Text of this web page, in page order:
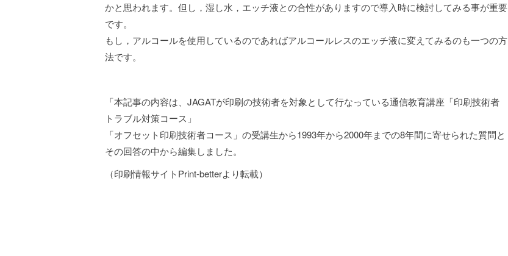
かと思われます。但し，湿し水，エッチ液との合性がありますので導入時に検討してみる事が重要
です。
もし，アルコールを使用しているのであればアルコールレスのエッチ液に変えてみるのも一つの方
法です。
「本記事の内容は、JAGATが印刷の技術者を対象として行なっている通信教育講座「印刷技術者
トラブル対策コース」
「オフセット印刷技術者コース」の受講生から1993年から2000年までの8年間に寄せられた質問と
その回答の中から編集しました。
（印刷情報サイトPrint-betterより転載）